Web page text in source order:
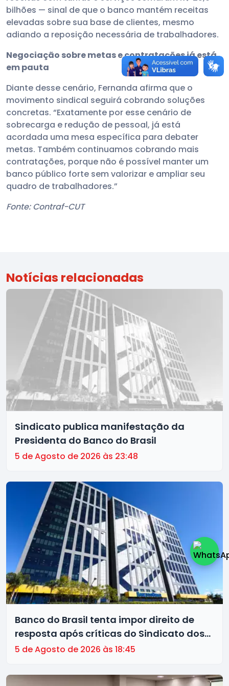
bilhões — sinal de que o banco mantém receitas
elevadas sobre sua base de clientes, mesmo
adiando a reposição necessária de trabalhadores.
Negociação sobre metas e contratações já está
em pauta
Diante desse cenário, Fernanda afirma que o
movimento sindical seguirá cobrando soluções
concretas. “Exatamente por esse cenário de
sobrecarga e redução de pessoal, já está
acordada uma mesa específica para debater
metas. Também continuamos cobrando mais
contratações, porque não é possível manter um
banco público forte sem valorizar e ampliar seu
quadro de trabalhadores.”
Fonte: Contraf-CUT
Notícias relacionadas
Sindicato publica manifestação da
Presidenta do Banco do Brasil
5 de Agosto de 2026 às 23:48
Banco do Brasil tenta impor direito de
resposta após críticas do Sindicato dos
Bancários de Brasília à gestão da
5 de Agosto de 2026 às 18:45